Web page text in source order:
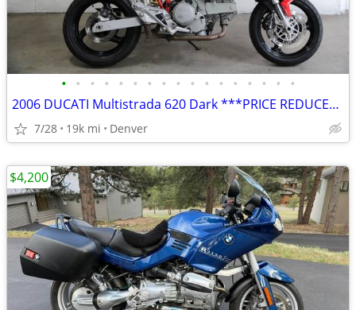
• • • • • • • • • • • • • • • • •
2006 DUCATI Multistrada 620 Dark ***PRICE REDUCED***
7/28 19k mi Denver
$4,200